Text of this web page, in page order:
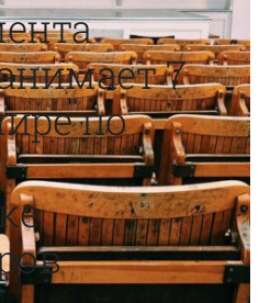
7
по